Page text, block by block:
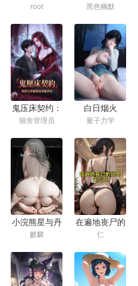
丝：好兄弟的
妻子与女上司
都归我了
root 黑色幽默
鬼压床契约：
我把女梦魔喂
成专属梦奴
猫舍管理员
白日烟火
量子力学
小浣熊星与丹
恒的婚约，从
列车同袍到一
世伴侣
麒麟
在遍地丧尸的
世界开后宫
仁